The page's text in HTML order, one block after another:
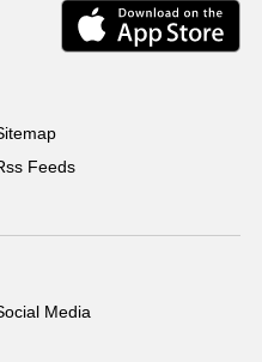
Feeds
Media